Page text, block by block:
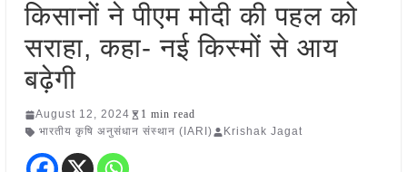
किसानों ने पीएम मोदी की पहल को
सराहा, कहा- नई किस्मों से आय
बढ़ेगी
August 12, 2024
1 min read
भारतीय कृषि अनुसंधान संस्थान (IARI)
Krishak Jagat